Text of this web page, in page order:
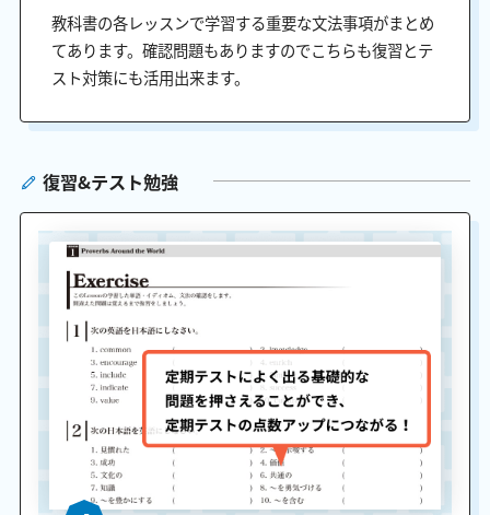
教科書の各レッスンで学習する重要な文法事項がまとめ
てあります。確認問題もありますのでこちらも復習とテ
スト対策にも活用出来ます。
復習&テスト勉強